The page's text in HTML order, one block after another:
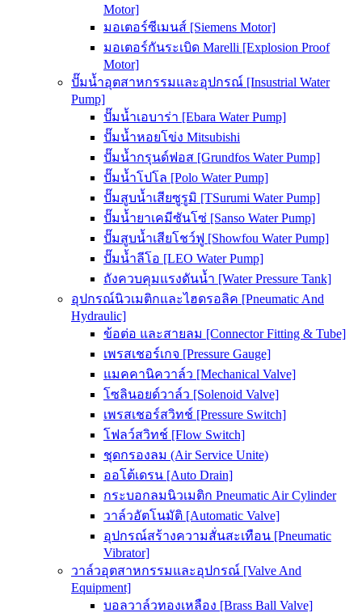
Motor]
มอเตอร์ซีเมนส์ [Siemens Motor]
มอเตอร์กันระเบิด Marelli [Explosion Proof
Motor]
ปั๊มน้ำอุตสาหกรรมและอุปกรณ์ [Insustrial Water
Pump]
ปั๊มน้ำเอบาร่า [Ebara Water Pump]
ปั๊มน้ำหอยโข่ง Mitsubishi
ปั๊มน้ำกรุนด์ฟอส [Grundfos Water Pump]
ปั๊มน้ำโปโล [Polo Water Pump]
ปั๊มสูบน้ำเสียซูรูมิ [TSurumi Water Pump]
ปั๊มน้ำยาเคมีซันโซ่ [Sanso Water Pump]
ปั๊มสูบน้ำเสียโชว์ฟู [Showfou Water Pump]
ปั๊มน้ำลีโอ [LEO Water Pump]
ถังควบคุมแรงดันน้ำ [Water Pressure Tank]
อุปกรณ์นิวเมติกและไฮดรอลิค [Pneumatic And
Hydraulic]
ข้อต่อ และสายลม [Connector Fitting & Tube]
เพรสเชอร์เกจ [Pressure Gauge]
แมคคานิควาล์ว [Mechanical Valve]
โซลินอยด์วาล์ว [Solenoid Valve]
เพรสเชอร์สวิทช์ [Pressure Switch]
โฟลว์สวิทช์ [Flow Switch]
ชุดกรองลม (Air Service Unite)
ออโต้เดรน [Auto Drain]
กระบอกลมนิวเมติก Pneumatic Air Cylinder
วาล์วอัตโนมัติ [Automatic Valve]
อุปกรณ์สร้างความสั่นสะเทือน [Pneumatic
Vibrator]
วาล์วอุตสาหกรรมและอุปกรณ์ [Valve And
Equipment]
บอลวาล์วทองเหลือง [Brass Ball Valve]